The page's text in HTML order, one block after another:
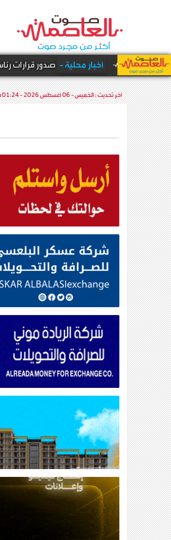
أخبار محلية - صدور قرارات رئاسية بتعيينات جديدة
آخر تحديث :الخميس - 06 أغسطس 2026 - 01:24 م